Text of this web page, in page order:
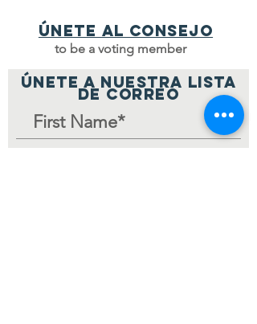
Únete al consejo
to be a voting member
ÚNETE A NUESTRA LISTA
DE CORREO